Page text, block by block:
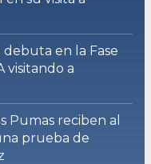
en la Fase
visitando a
Pumas reciben al
prueba de